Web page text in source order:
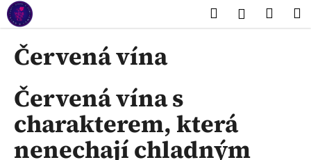
Přejít
na
obsah
HledatPřihlášení
Červená vína
Červená vína s
charakterem, která
nenechají chladným
K
o
o
p
o
t